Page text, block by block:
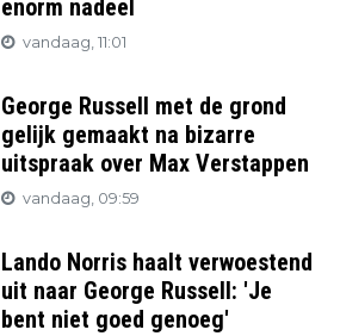
enorm nadeel
vandaag, 11:01
George Russell met de grond
gelijk gemaakt na bizarre
uitspraak over Max Verstappen
vandaag, 09:59
Lando Norris haalt verwoestend
uit naar George Russell: 'Je
bent niet goed genoeg'